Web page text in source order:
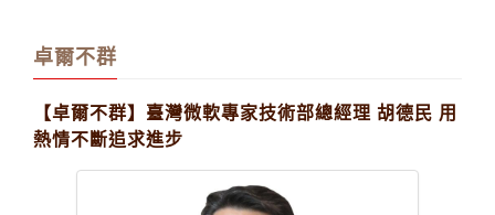
卓爾不群
【卓爾不群】臺灣微軟專家技術部總經理 胡德民 用
熱情不斷追求進步